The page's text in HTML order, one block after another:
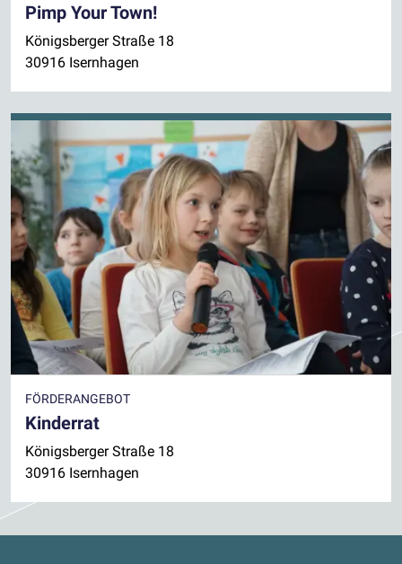
Pimp Your Town!
Königsberger Straße 18
30916 Isernhagen
FÖRDERANGEBOT
Kinderrat
Königsberger Straße 18
30916 Isernhagen